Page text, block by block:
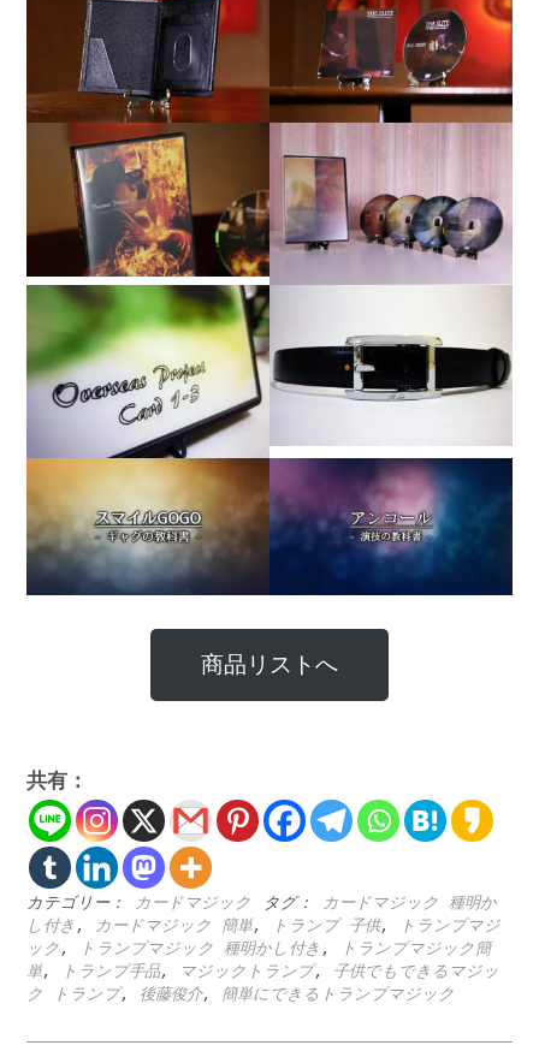
商品リストへ
共有：
カテゴリー： カードマジック タグ：
カードマジック 種明か
し付き , カードマジック 簡単, トランプ 子供,
トランプマジ
ック , トランプマジック 種明かし付き ,
トランプマジック簡
単, トランプ手品, マジックトランプ, 子供でもできるマジッ
ク トランプ, 後藤俊介, 簡単にできるトランプマジック